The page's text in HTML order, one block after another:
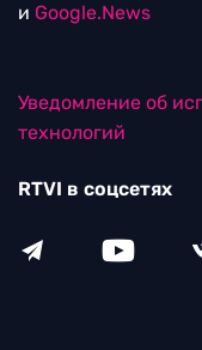
и Google.News
Уведомление об
технологий
RTVI в соцсетях